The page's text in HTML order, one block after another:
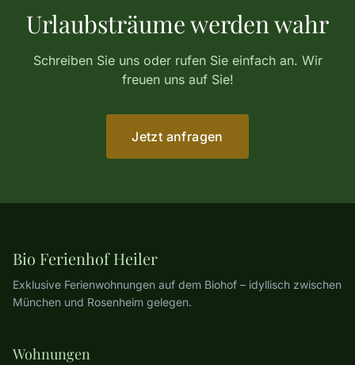
Urlaubsträume werden wahr
Schreiben Sie uns oder rufen Sie einfach an. Wir
freuen uns auf Sie!
Jetzt anfragen
Bio Ferienhof Heiler
Ex­klu­sive Ferienwohnungen auf dem Biohof – idyllisch zwischen
München und Rosenheim gelegen.
Wohnungen